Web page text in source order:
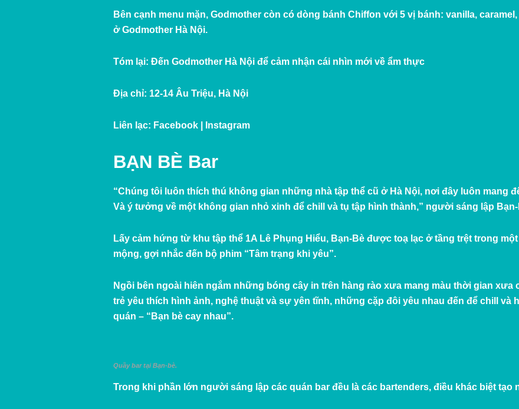
Bên cạnh menu mặn, Godmother còn có dòng bánh Chiffon với 5 vị bánh: vanilla,
ở Godmother Hà Nội.
Tóm lại: Đến Godmother Hà Nội để cảm nhận cái nhìn mới về ẩm thực
Địa chỉ: 12-14 Âu Triệu, Hà Nội
Liên lạc: Facebook Instagram
BẠN BÈ Bar
“Chúng tôi luôn thích thú không gian những nhà tập thể cũ ở Hà Nội, nơi đây luôn mang
Và ý tưởng về một không gian nhỏ xinh để chill và tụ tập hình thành,” người sáng lập
Lấy cảm hứng từ khu tập thể 1A Lê Phụng Hiểu, Bạn-Bè được toạ lạc ở tầng trệt trong
mộng, gợi nhắc đến bộ phim “Tâm trạng khi yêu”.
Ngồi bên ngoài hiên ngắm những bóng cây in trên hàng rào xưa mang màu thời gian
trẻ yêu thích hình ảnh, nghệ thuật và sự yên tĩnh, những cặp đôi yêu nhau đến để chill
quán – “Bạn bè cay nhau”.
Quầy bar tại Bạn-bè.
Trong khi phần lớn người sáng lập các quán bar đều là các bartenders, điều khác biệt tạo